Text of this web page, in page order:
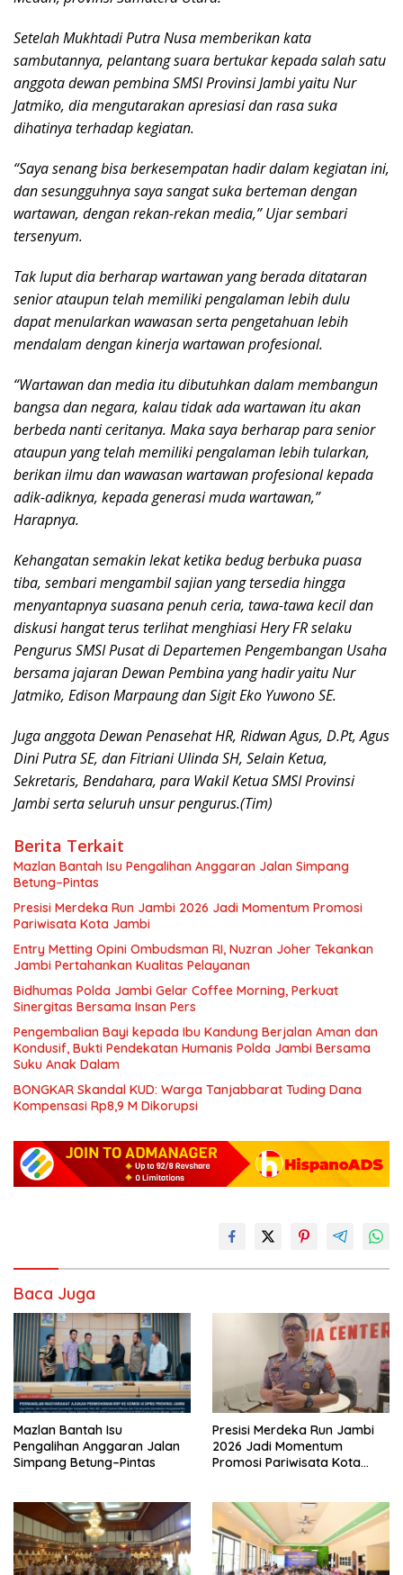
Setelah Mukhtadi Putra Nusa memberikan kata
sambutannya, pelantang suara bertukar kepada salah satu
anggota dewan pembina SMSI Provinsi Jambi yaitu Nur
Jatmiko, dia mengutarakan apresiasi dan rasa suka
dihatinya terhadap kegiatan.
“Saya senang bisa berkesempatan hadir dalam kegiatan ini,
dan sesungguhnya saya sangat suka berteman dengan
wartawan, dengan rekan-rekan media,” Ujar sembari
tersenyum.
Tak luput dia berharap wartawan yang berada ditataran
senior ataupun telah memiliki pengalaman lebih dulu
dapat menularkan wawasan serta pengetahuan lebih
mendalam dengan kinerja wartawan profesional.
“Wartawan dan media itu dibutuhkan dalam membangun
bangsa dan negara, kalau tidak ada wartawan itu akan
berbeda nanti ceritanya. Maka saya berharap para senior
ataupun yang telah memiliki pengalaman lebih tularkan,
berikan ilmu dan wawasan wartawan profesional kepada
adik-adiknya, kepada generasi muda wartawan,”
Harapnya.
Kehangatan semakin lekat ketika bedug berbuka puasa
tiba, sembari mengambil sajian yang tersedia hingga
menyantapnya suasana penuh ceria, tawa-tawa kecil dan
diskusi hangat terus terlihat menghiasi Hery FR selaku
Pengurus SMSI Pusat di Departemen Pengembangan Usaha
bersama jajaran Dewan Pembina yang hadir yaitu Nur
Jatmiko, Edison Marpaung dan Sigit Eko Yuwono SE.
Juga anggota Dewan Penasehat HR, Ridwan Agus, D.Pt, Agus
Dini Putra SE, dan Fitriani Ulinda SH, Selain Ketua,
Sekretaris, Bendahara, para Wakil Ketua SMSI Provinsi
Jambi serta seluruh unsur pengurus.(Tim)
Berita Terkait
Mazlan Bantah Isu Pengalihan Anggaran Jalan Simpang
Betung–Pintas
Presisi Merdeka Run Jambi 2026 Jadi Momentum Promosi
Pariwisata Kota Jambi
Entry Metting Opini Ombudsman RI, Nuzran Joher Tekankan
Jambi Pertahankan Kualitas Pelayanan
Bidhumas Polda Jambi Gelar Coffee Morning, Perkuat
Sinergitas Bersama Insan Pers
Pengembalian Bayi kepada Ibu Kandung Berjalan Aman dan
Kondusif, Bukti Pendekatan Humanis Polda Jambi Bersama
Suku Anak Dalam
BONGKAR Skandal KUD: Warga Tanjabbarat Tuding Dana
Kompensasi Rp8,9 M Dikorupsi
Baca Juga
Mazlan Bantah Isu
Pengalihan Anggaran Jalan
Simpang Betung–Pintas
Presisi Merdeka Run Jambi
2026 Jadi Momentum
Promosi Pariwisata Kota